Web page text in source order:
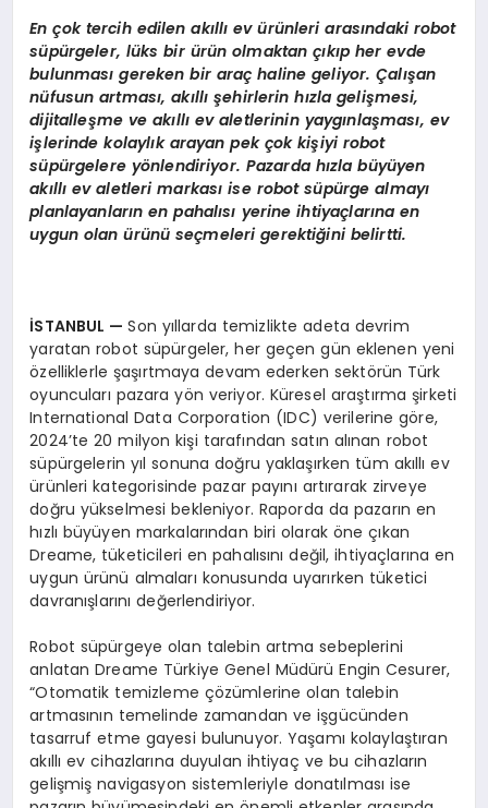
Ençok tercih edilen akıllıevürünleri arasındaki robot
süpürgeler, lüks bir ürün olmaktan çıkıp her evde
bulunması gereken bir araç haline geliyor. Çalışan
nüfusun artması, akıllı şehirlerin hızla gelişmesi,
dijitalleşme ve akıllı ev aletlerinin yaygınlaşması, ev
işlerinde kolaylık arayan pek çok kişiyi robot
süpürgelere yönlendiriyor. Pazarda hızla büyüyen
akıllı ev aletleri markasıise robot süpürge almayı
planlayanların en pahalısı yerine ihtiyaçlarına en
uygun olan ürünü seçmeleri gerektiğini belirtti.
İSTANBUL —Son yıllarda temizlikte adeta devrim
yaratan robot süpürgeler, her geçen gün eklenen yeni
özelliklerle şaşırtmaya devam ederken sektörün Türk
oyuncuları pazara yön veriyor. Küresel araştırma şirketi
International Data Corporation (IDC) verilerine göre,
2024’te 20 milyon kişi tarafından satın alınan robot
süpürgelerin yıl sonuna doğru yaklaşırken tüm akıllı ev
ürünleri kategorisinde pazar payını artırarak zirveye
doğru yükselmesi bekleniyor. Raporda da pazarın en
hızlı büyüyen markalarından biri olarak öne çıkan
Dreame, tüketicileri en pahalısını değil, ihtiyaçlarına en
uygun ürünü almaları konusunda uyarırken tüketici
davranışlarını değerlendiriyor.
Robot süpürgeye olan talebin artma sebeplerini
anlatan Dreame Türkiye Genel Müdürü Engin Cesurer,
“Otomatik temizleme çözümlerine olan talebin
artmasının temelinde zamandan ve işgücünden
tasarruf etme gayesi bulunuyor. Yaşamı kolaylaştıran
akıllı ev cihazlarına duyulan ihtiyaç ve bu cihazların
gelişmiş navigasyon sistemleriyle donatılması ise